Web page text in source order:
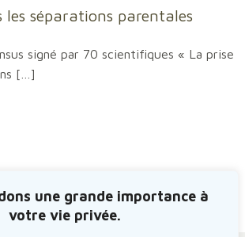
une grande importance à
votre vie privée.
les séparations parentales
signé par 70 scientifiques « La prise
[…]
1 2 Suivant